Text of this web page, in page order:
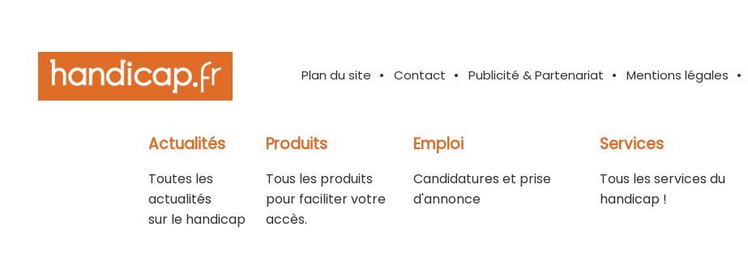
Plan du site Contact Publicité & Partenariat Mentions légales
Actualités
Toutes les
actualités
sur le handicap
Produits
Tous les produits
pour faciliter votre
accès.
Emploi
Candidatures et prise
d'annonce
Services
Tous les services du
handicap !